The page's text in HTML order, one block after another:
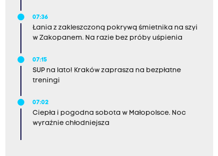
07:36
Łania z zakleszczoną pokrywą śmietnika na szyi
w Zakopanem. Na razie bez próby uśpienia
07:15
SUP na lato! Kraków zaprasza na bezpłatne
treningi
07:02
Ciepła i pogodna sobota w Małopolsce. Noc
wyraźnie chłodniejsza